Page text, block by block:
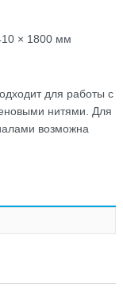
× 1800 мм
для работы с
нитями. Для
возможна